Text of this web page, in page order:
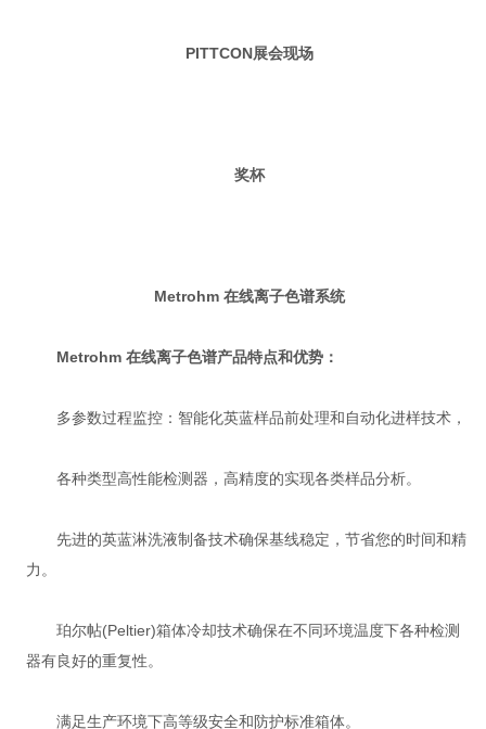
PITTCON展会现场
奖杯
Metrohm 在线离子色谱系统
Metrohm 在线离子色谱产品特点和优势：
多参数过程监控：智能化英蓝样品前处理和自动化进样技术，
各种类型高性能检测器，高精度的实现各类样品分析。
先进的英蓝淋洗液制备技术确保基线稳定，节省您的时间和精
力。
珀尔帖(Peltier)箱体冷却技术确保在不同环境温度下各种检测
器有良好的重复性。
满足生产环境下高等级安全和防护标准箱体。